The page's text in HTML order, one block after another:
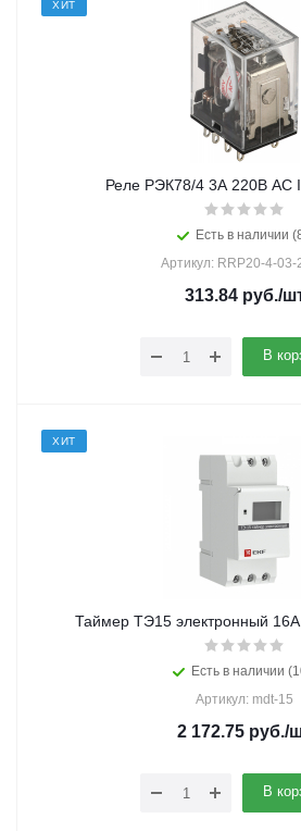
ХИТ
Реле РЭК78/4 3А 220В АC
Есть в наличии
Артикул: RRP20-4-03-
313.84руб./
В
ХИТ
Таймер ТЭ15 электронный
Есть в наличии
Артикул: mdt-15
2 172.75 руб./
В